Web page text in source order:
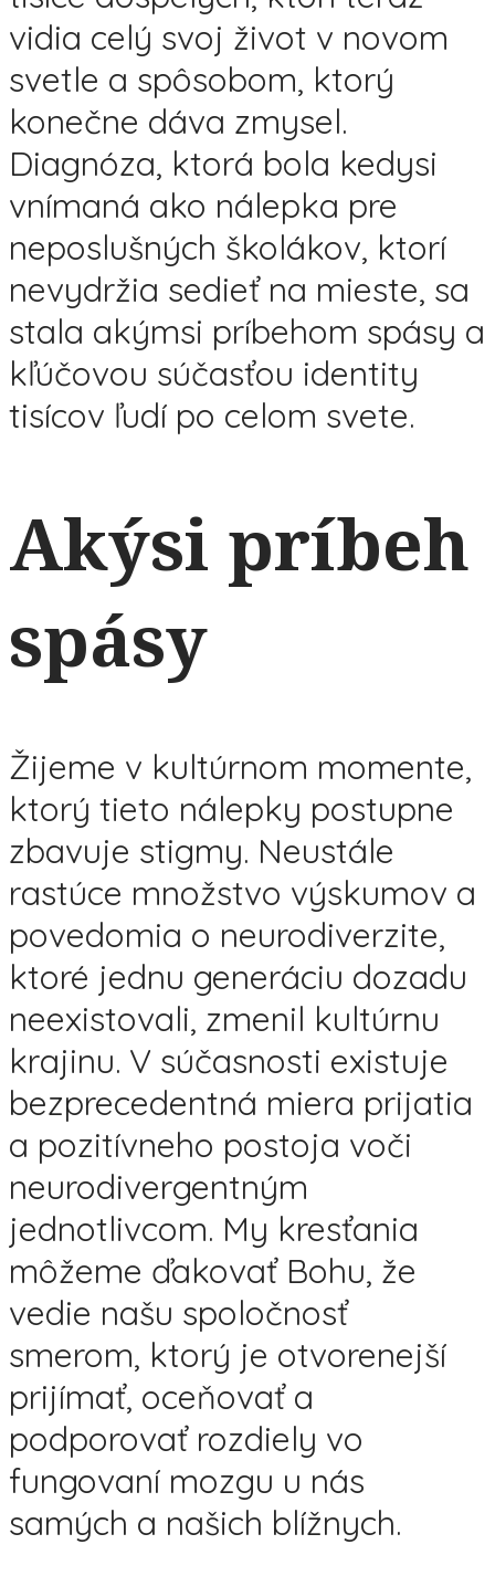
vidia celý svoj život v novom
svetle a spôsobom, ktorý
konečne dáva zmysel.
Diagnóza, ktorá bola kedysi
vnímaná ako nálepka pre
neposlušných školákov, ktorí
nevydržia sedieť na mieste, sa
stala akýmsi príbehom spásy a
kľúčovou súčasťou identity
tisícov ľudí po celom svete.
Akýsi príbeh
spásy
Žijeme v kultúrnom momente,
ktorý tieto nálepky postupne
zbavuje stigmy. Neustále
rastúce množstvo výskumov a
povedomia o neurodiverzite,
ktoré jednu generáciu dozadu
neexistovali, zmenil kultúrnu
krajinu. V súčasnosti existuje
bezprecedentná miera prijatia
a pozitívneho postoja voči
neurodivergentným
jednotlivcom. My kresťania
môžeme ďakovať Bohu, že
vedie našu spoločnosť
smerom, ktorý je otvorenejší
prijímať, oceňovať a
podporovať rozdiely vo
fungovaní mozgu u nás
samých a našich blížnych.